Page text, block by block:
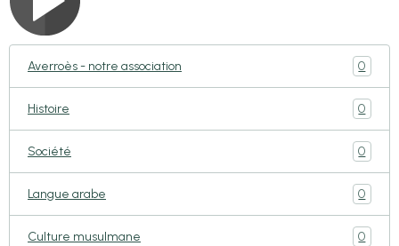
Averroès - notre association 0
Histoire 0
Société 0
Langue arabe 0
Culture musulmane 0